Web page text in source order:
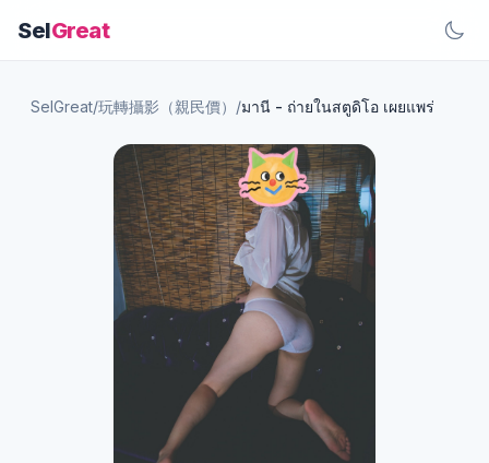
SelGreat
SelGreat/玩轉攝影（親民價） /มานี - ถ่ายในสตูดิโอ เผยแพร่